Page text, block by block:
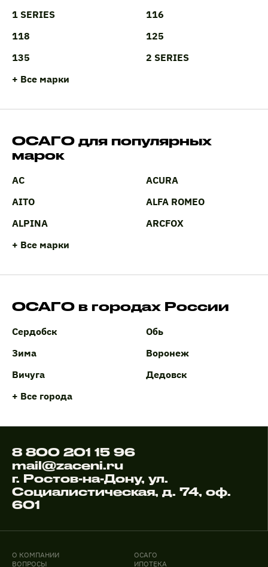
1 SERIES
116
118
125
135
2 SERIES
+ Все марки
ОСАГО для популярных
марок
AC
ACURA
AITO
ALFA ROMEO
ALPINA
ARCFOX
+ Все марки
ОСАГО в городах России
Сердобск
Обь
Зима
Воронеж
Вичуга
Дедовск
+ Все города
8 800 201 15 96
mail@zaceni.ru
г. Ростов-на-Дону, ул.
Социалистическая, д. 74, оф.
601
О КОМПАНИИ
ВОПРОСЫ
ОСАГО
ИПОТЕКА